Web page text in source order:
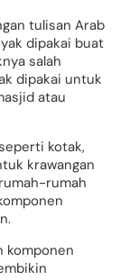
tulisan Arab
dipakai buat
salah
dipakai untuk
atau
kotak,
krawangan
rumah
komponen